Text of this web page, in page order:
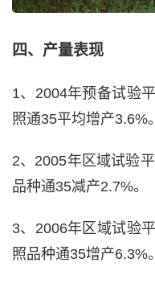
四、产量表现
1、2004年预备试验
照通35平均增产3.6%。
2、2005年区域试验
品种通35减产2.7%。
3、2006年区域试验
照品种通35增产6.3%。